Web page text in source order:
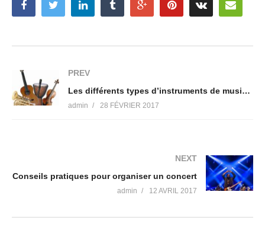
PREV
Les différents types d’instruments de musique
admin 28 FÉVRIER 2017
NEXT
Conseils pratiques pour organiser un concert
admin 12 AVRIL 2017